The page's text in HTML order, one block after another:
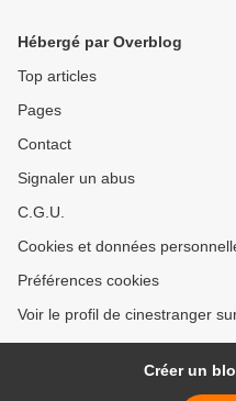
Hébergé par Overblog
Top articles
Pages
Contact
Signaler un abus
C.G.U.
Cookies et données
Préférences cookies
Voir le profil de cinestranger
Créer un